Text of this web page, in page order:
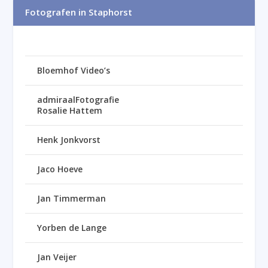
Fotografen in Staphorst
Bloemhof Video’s
admiraalFotografie
Rosalie Hattem
Henk Jonkvorst
Jaco Hoeve
Jan Timmerman
Yorben de Lange
Jan Veijer